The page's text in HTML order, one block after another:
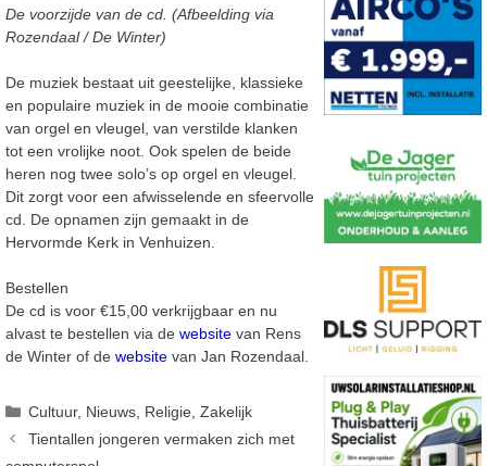
De voorzijde van de cd. (Afbeelding via
Rozendaal / De Winter)
De muziek bestaat uit geestelijke, klassieke
en populaire muziek in de mooie combinatie
van orgel en vleugel, van verstilde klanken
tot een vrolijke noot. Ook spelen de beide
heren nog twee solo’s op orgel en vleugel.
Dit zorgt voor een afwisselende en sfeervolle
cd. De opnamen zijn gemaakt in de
Hervormde Kerk in Venhuizen.
Bestellen
De cd is voor €15,00 verkrijgbaar en nu
alvast te bestellen via de website van Rens
de Winter of de website van Jan Rozendaal.
Categorieën
Cultuur, Nieuws Religie ,Zakelijk
Tientallen jongeren vermaken zich met